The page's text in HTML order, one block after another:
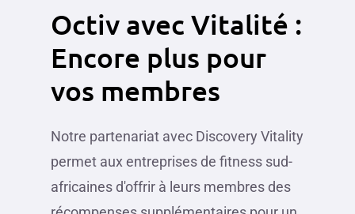
Octiv avec Vitalité :
Encore plus pour
vos membres
Notre partenariat avec Discovery Vitality
permet aux entreprises de fitness sud-
africaines d'offrir à leurs membres des